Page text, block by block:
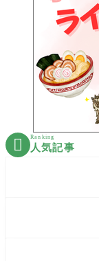
 Ranking
人気記事